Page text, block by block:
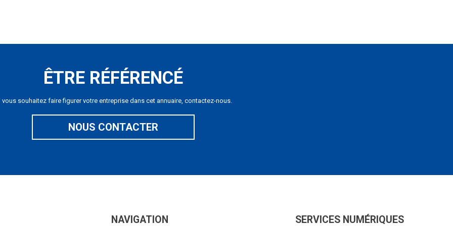
ÊTRE RÉFÉRENCÉ
vous souhaitez faire figurer votre entreprise dans cet annuaire, contactez-nous.
NOUS CONTACTER
NAVIGATION SERVICES NUMÉRIQUES